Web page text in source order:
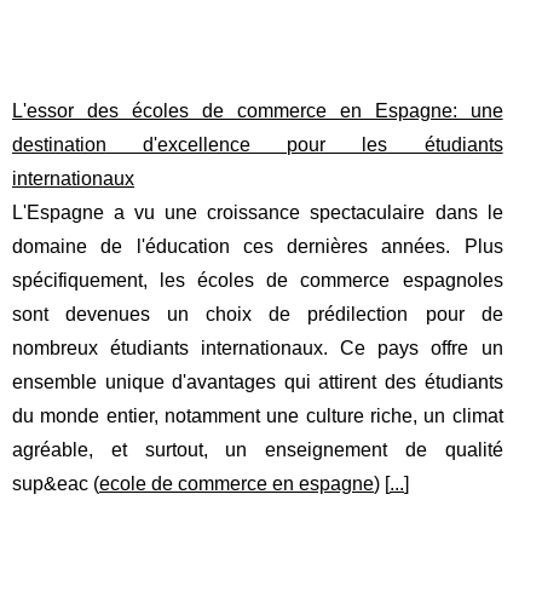
L'essor des écoles de commerce en Espagne: une
destination d'excellence pour les étudiants
internationaux
L'Espagne a vu une croissance spectaculaire dans le
domaine de l'éducation ces dernières années. Plus
spécifiquement, les écoles de commerce espagnoles
sont devenues un choix de prédilection pour de
nombreux étudiants internationaux. Ce pays offre un
ensemble unique d'avantages qui attirent des étudiants
du monde entier, notamment une culture riche, un climat
agréable, et surtout, un enseignement de qualité
sup&eac (ecole de commerce en espagne) [...]